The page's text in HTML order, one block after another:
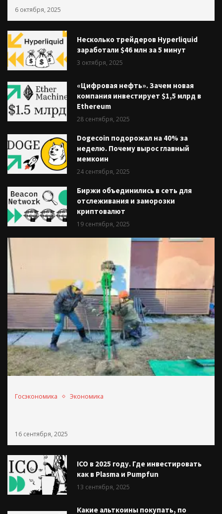
6 октября, 2025
Несколько трейдеров Hyperliquid
заработали $46 млн за 5 минут
3 октября, 2025
«Цифровая нефть». Зачем новая
компания инвестирует $1,5 млрд в
Ethereum
28 сентября, 2025
Dogecoin подорожал на 40% за
неделю. Почему вырос главный
мемкоин
24 сентября, 2025
Биржи объединились в сеть для
отслеживания и заморозки
криптовалют
19 сентября, 2025
Госэкономика Экономика
16 сентября, 2025
ICO в 2025 году. Где инвестировать
как в Plasma и Pumpfun
13 сентября, 2025
Какие альткоины покупать, по